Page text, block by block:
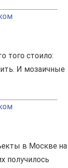
того стоило:
И мозаичные
в Москве на
получилось